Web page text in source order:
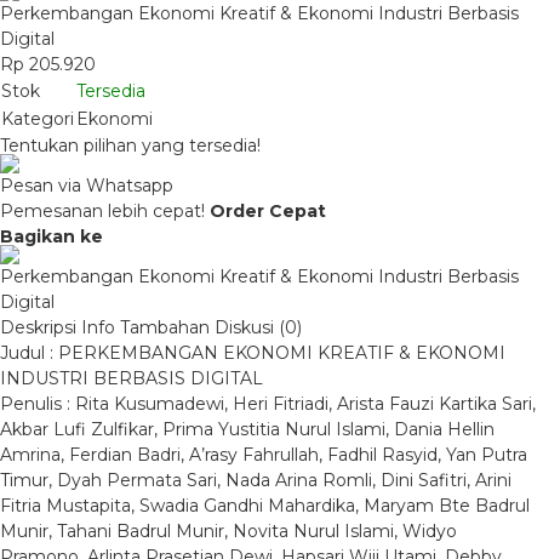
Perkembangan Ekonomi Kreatif & Ekonomi Industri Berbasis
Digital
Rp 205.920
Stok
Tersedia
Kategori Ekonomi
Tentukan pilihan yang tersedia!
Pesan via Whatsapp
Pemesanan lebih cepat! Order Cepat
Bagikan ke
Perkembangan Ekonomi Kreatif & Ekonomi Industri Berbasis
Digital
Deskripsi Info Tambahan Diskusi (0)
Judul : PERKEMBANGAN EKONOMI KREATIF & EKONOMI
INDUSTRI BERBASIS DIGITAL
Penulis : Rita Kusumadewi, Heri Fitriadi, Arista Fauzi Kartika Sari,
Akbar Lufi Zulfikar, Prima Yustitia Nurul Islami, Dania Hellin
Amrina, Ferdian Badri, A’rasy Fahrullah, Fadhil Rasyid, Yan Putra
Timur, Dyah Permata Sari, Nada Arina Romli, Dini Safitri, Arini
Fitria Mustapita, Swadia Gandhi Mahardika, Maryam Bte Badrul
Munir, Tahani Badrul Munir, Novita Nurul Islami, Widyo